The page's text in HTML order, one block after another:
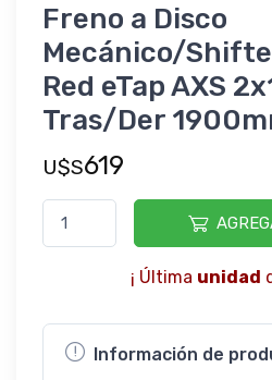
Freno a Disco
Mecánico/
Red eTap AXS
Tras/Der
U$S619
¡ Última unidad
Información de